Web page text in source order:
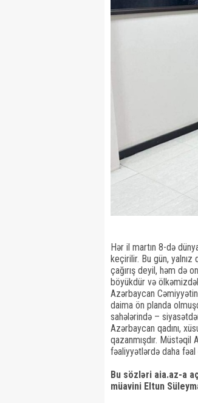
Hər il martın 8-də
keçirilir. Bu gün, yalnız
çağırış deyil, həm də
böyükdür və
Azərbaycan
daima ön planda
sahələrində –
Azərbaycan qadını,
qazanmışdır. Müstəqil
fəaliyyətlərdə daha
Bu sözləri aia.az-a
müavini Eltun